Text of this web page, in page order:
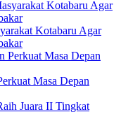
Kotabaru Agar
Masa Depan